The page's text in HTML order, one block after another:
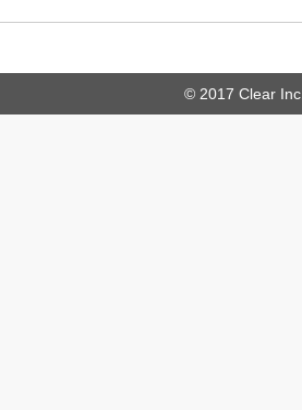
© 2017 Clear Inc.